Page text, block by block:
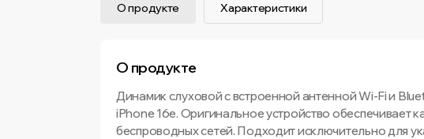
О продукте Характеристики
О продукте
Динамик слуховой с встроенной антенной Wi-Fi и
iPhone 16e. Оригинальное устройство обеспечивает
беспроводных сетей. Подходит исключительно для